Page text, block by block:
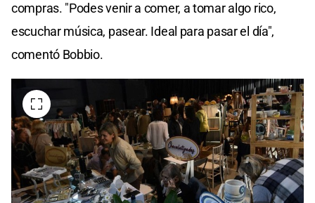
compras. "Podes venir a comer, a tomar algo rico,
escuchar música, pasear. Ideal para pasar el día",
comentó Bobbio.